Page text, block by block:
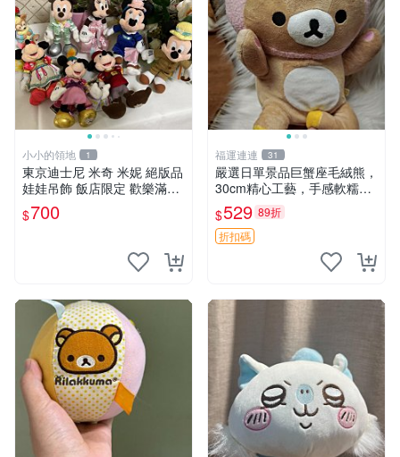
小小的領地 1
東京迪士尼 米奇 米妮 絕版品
娃娃吊飾 飯店限定 歡樂滿人
間 復活節
$700
福運連連 31
嚴選日單景品巨蟹座毛絨熊，
30cm精心工藝，手感軟糯推
薦收藏送人 巨蟹座 毛絨玩具
精緻做工
$529 89折
折扣碼